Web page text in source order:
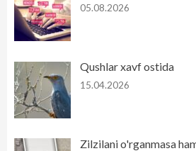
05.08.2026
Qushlar xavf ostida
15.04.2026
Zilzilani o'rganmasa